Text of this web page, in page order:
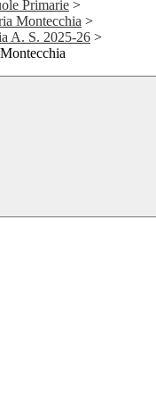
Primarie >
Montecchia >
A. S. 2025-26 >